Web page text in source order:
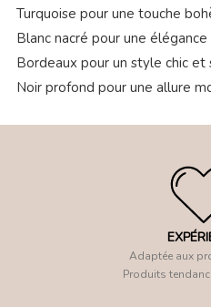
Turquoise pour une touche
Blanc nacré pour une
Bordeaux pour un style chic et
Noir profond pour une allure
Adaptée aux
Produits